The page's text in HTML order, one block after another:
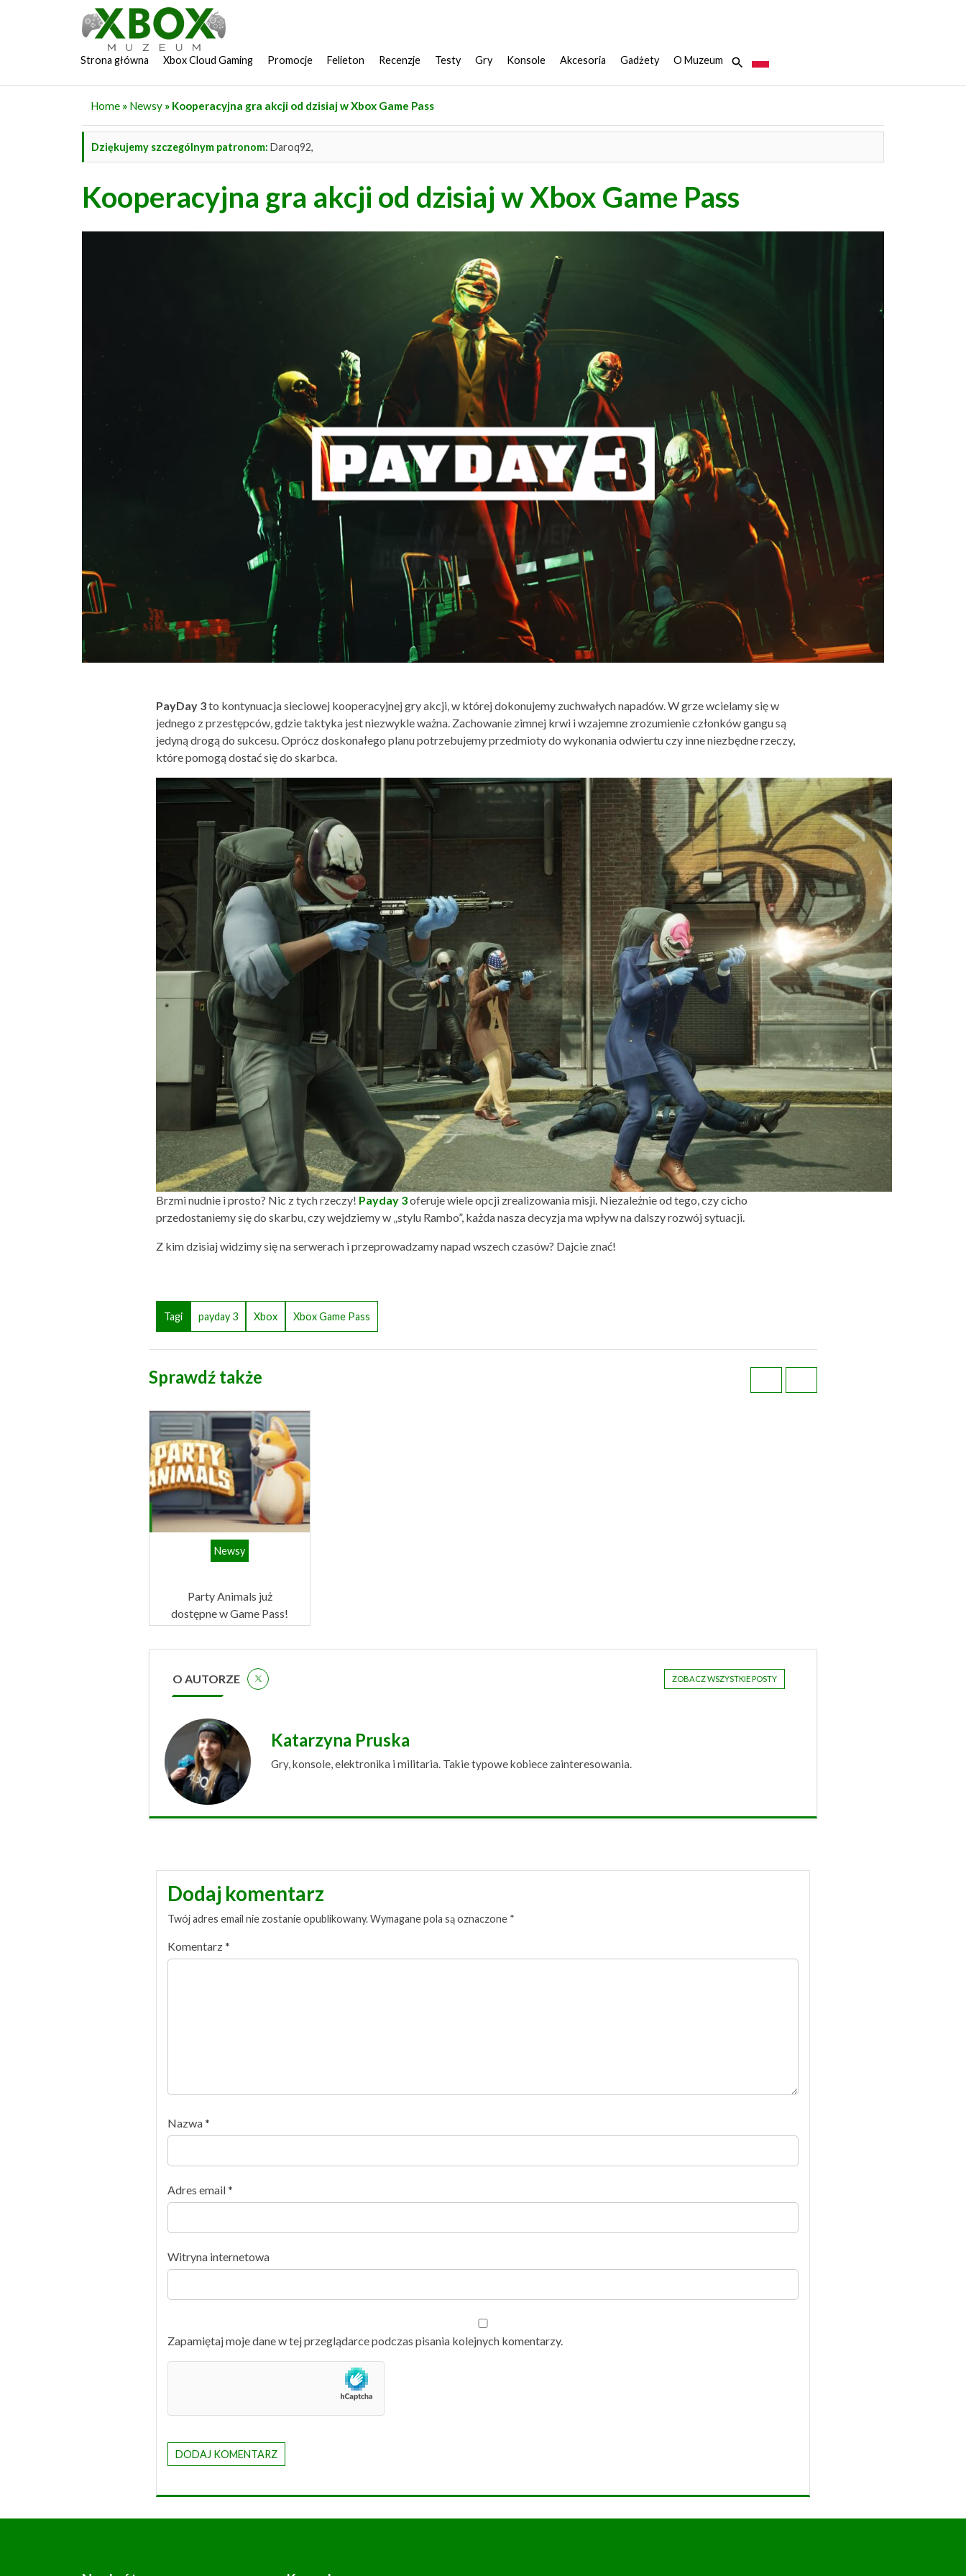
Strona główna Xbox Cloud Gaming Promocje Felieton Recenzje Testy Gry Konsole Akcesoria Gadżety O Muzeum
Home » Newsy » Kooperacyjna gra akcji od dzisiaj w Xbox Game Pass
Dziękujemy szczególnym patronom: Daroq92,
Kooperacyjna gra akcji od dzisiaj w Xbox Game Pass
PayDay 3to kontynuacja sieciowej kooperacyjnej gry akcji, w której dokonujemy zuchwałych napadów. W grze wcielamy się w
jednego z przestępców, gdzie taktyka jest niezwykle ważna. Zachowanie zimnej krwi i wzajemne zrozumienie członków gangu są
jedyną drogą do sukcesu. Oprócz doskonałego planu potrzebujemy przedmioty do wykonania odwiertu czy inne niezbędne rzeczy,
które pomogą dostać się do skarbca.
Brzmi nudnie i prosto? Nic z tych rzeczy! Payday 3oferuje wiele opcji zrealizowania misji. Niezależnie od tego, czy cicho
przedostaniemy się do skarbu, czy wejdziemy w „stylu Rambo”, każda nasza decyzja ma wpływ na dalszy rozwój sytuacji.
Z kim dzisiaj widzimy się na serwerach i przeprowadzamy napad wszech czasów? Dajcie znać!
Tagi payday 3 Xbox Xbox Game Pass
Sprawdź także
Newsy
Party Animals już
dostępne w Game Pass!
O AUTORZE ZOBACZ WSZYSTKIE POSTY
Katarzyna Pruska
Gry, konsole, elektronika i militaria. Takie typowe kobiece zainteresowania.
Dodaj komentarz
Twój adres email nie zostanie opublikowany.Wymagane pola są oznaczone *
Komentarz*
Nazwa*
Adres email*
Witryna internetowa
Zapamiętaj moje dane w tej przeglądarce podczas pisania kolejnych komentarzy.